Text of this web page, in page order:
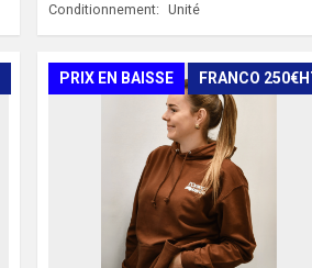
Conditionnement: Unité
PRIX EN BAISSE FRANCO